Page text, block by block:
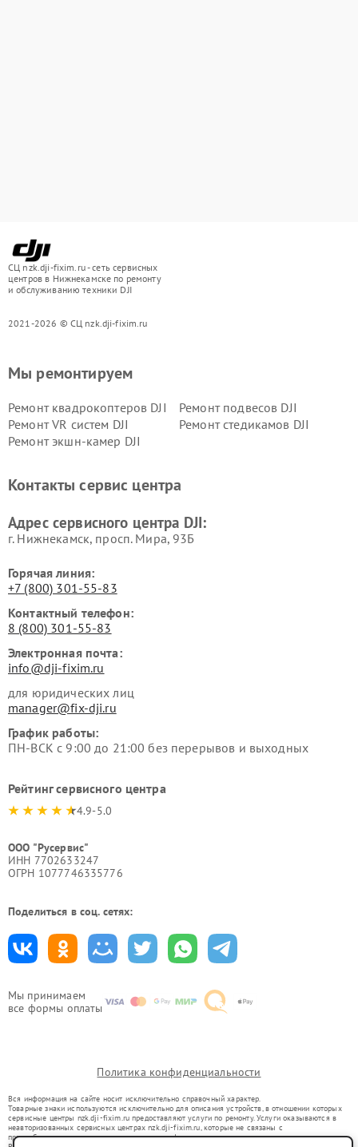
СЦ nzk.dji-fixim.ru - сеть сервисных
центров в Нижнекамске по ремонту
и обслуживанию техники DJI
2021-2026 © СЦ nzk.dji-fixim.ru
Мы принимаем
все формы оплаты
Мы ремонтируем
Ремонт квадрокоптеров DJI
Ремонт подвесов DJI
Ремонт VR систем DJI
Ремонт стедикамов DJI
Ремонт экшн-камер DJI
Контакты сервис центра
Адрес сервисного центра DJI:
г. Нижнекамск, просп. Мира, 93Б
Горячая линия:
+7 (800) 301-55-83
Контактный телефон:
8 (800) 301-55-83
Электронная почта:
info@dji-fixim.ru
для юридических лиц
manager@fix-dji.ru
График работы:
ПН-ВСК с 9:00 до 21:00 без перерывов и выходных
Рейтинг сервисного центра
4.9-5.0
ООО "Русервис"
ИНН 7702633247
ОГРН 1077746335776
Поделиться в соц. сетях:
Политика конфиденциальности
Вся информация на сайте носит исключительно справочный характер.
Товарные знаки используются исключительно для описания устройств, в отношении которых
сервисные центры nzk.dji-fixim.ru предоставляют услуги по ремонту. Услуги оказываются в
неавторизованных сервисных центрах nzk.dji-fixim.ru, которые не связаны с
правообладателями товарных знаков или их официальными представителями.